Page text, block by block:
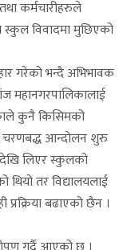
कर्मचारीहरुले
स्कुल विवादमा मुछिएको
गरेको भन्दै अभिभावक
महानगरपालिकालाई
कुनै किसिमको
चरणबद्ध आन्दोलन शुरु
लिएर स्कुलको
थियो तर विद्यालयलाई
बढाएको छैन ।